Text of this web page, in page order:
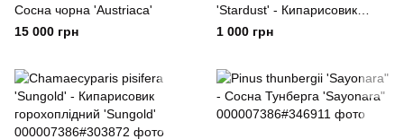
Сосна чорна 'Austriaca'
15 000 грн
'Stardust' - Кипарисовик
Лавсона 'Stardust'
1 000 грн